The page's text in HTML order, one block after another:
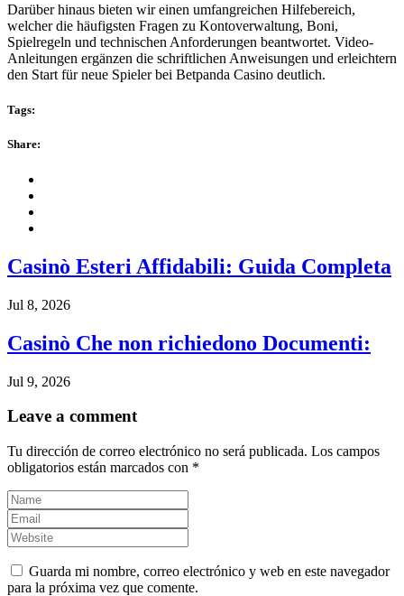
Darüber hinaus bieten wir einen umfangreichen Hilfebereich,
welcher die häufigsten Fragen zu Kontoverwaltung, Boni,
Spielregeln und technischen Anforderungen beantwortet. Video-
Anleitungen ergänzen die schriftlichen Anweisungen und erleichtern
den Start für neue Spieler bei Betpanda Casino deutlich.
Tags:
Share:
Casinò Esteri Affidabili: Guida Completa
Jul 8, 2026
Casinò Che non richiedono Documenti:
Jul 9, 2026
Leave a comment
Tu dirección de correo electrónico no será publicada. Los campos
obligatorios están marcados con *
Guarda mi nombre, correo electrónico y web en este navegador
para la próxima vez que comente.